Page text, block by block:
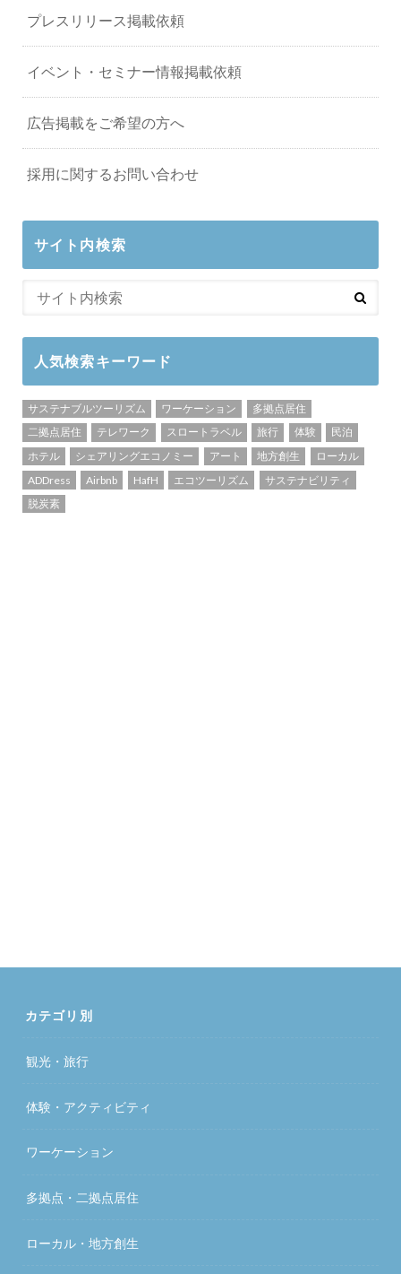
プレスリリース掲載依頼
イベント・セミナー情報掲載依頼
広告掲載をご希望の方へ
採用に関するお問い合わせ
サイト内検索
人気検索キーワード
サステナブルツーリズム ワーケーション
多拠点居住
二拠点居住
テレワーク スロートラベル 旅行 体験
民泊
ホテル
シェアリングエコノミー アート 地方創生
ローカル
ADDress
Airbnb HafH エコツーリズム
サステナビリティ
脱炭素
カテゴリ別
観光・旅行
体験・アクティビティ
ワーケーション
多拠点・二拠点居住
ローカル・地方創生